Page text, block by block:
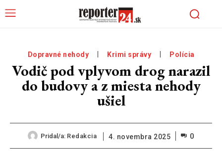
Dopravné nehody Krimi správy Polícia
Vodič pod vplyvom drog narazil
do budovy a z miesta nehody
ušiel
Pridal/a: Redakcia 4. novembra 2025 0